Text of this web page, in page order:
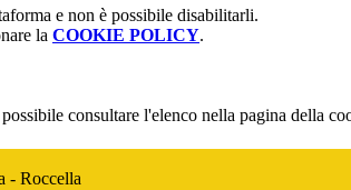
e non è possibile disabilitarli.
la COOKIE POLICY.
consultare l'elenco nella pagina della
- Roccella